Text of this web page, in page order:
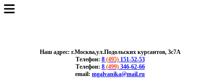
Наш адрес: г.Москва,ул.Подольских курсантов, 3с7А
Телефон: 8 (495)151-52-53
Телефон: 8 (499)346-62-66
email: mgalvanika@mail.ru